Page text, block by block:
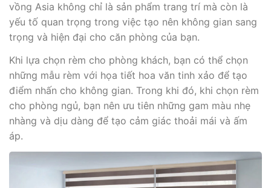
vồng Asia không chỉ là sản phẩm trang trí mà còn là
yếu tố quan trọng trong việc tạo nên không gian sang
trọng và hiện đại cho căn phòng của bạn.
Khi lựa chọn rèm cho phòng khách, bạn có thể chọn
những mẫu rèm với họa tiết hoa văn tinh xảo để tạo
điểm nhấn cho không gian. Trong khi đó, khi chọn rèm
cho phòng ngủ, bạn nên ưu tiên những gam màu nhẹ
nhàng và dịu dàng để tạo cảm giác thoải mái và ấm
áp.